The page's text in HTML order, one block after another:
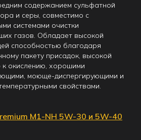
содержанием сульфатной
и серы, совместимо с
системами очистки
газов. Обладает высокой
способностью благодаря
пакету присадок, высокой
к окислению, хорошими
моюще-диспергирующими и
свойствами.
M1-NH 5W-30 и 5W-40